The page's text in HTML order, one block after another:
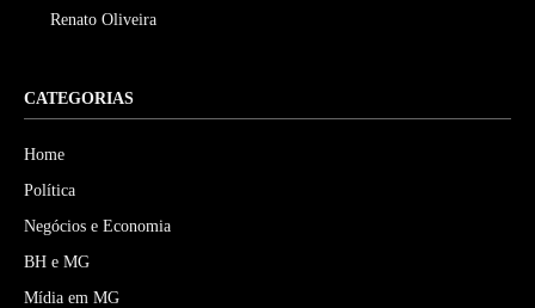
Renato Oliveira
CATEGORIAS
Home
Política
Negócios e Economia
BH e MG
Mídia em MG